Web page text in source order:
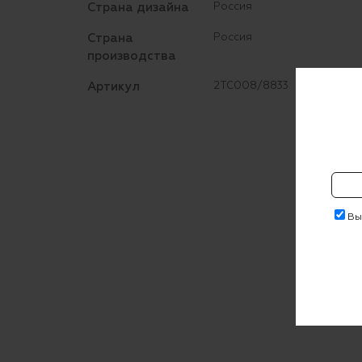
Страна дизайна Россия
Страна
производства
Россия
Артикул 2TC008/8833